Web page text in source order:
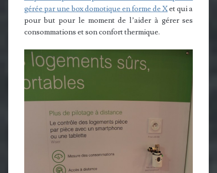
gérée par une box domotique en forme de Xet qui a
pour but pour le moment de l’aider à gérer ses
consommations et son confort thermique.